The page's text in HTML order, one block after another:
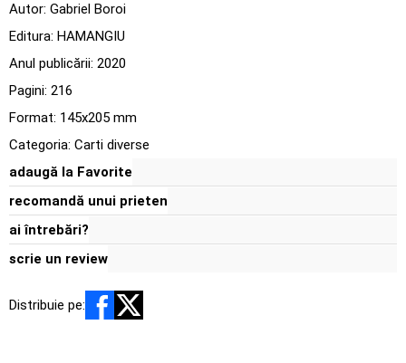
Autor: Gabriel Boroi
Editura: HAMANGIU
Anul publicării: 2020
Pagini: 216
Format: 145x205 mm
Categoria: Carti diverse
adaugă la Favorite
recomandă unui prieten
ai întrebări?
scrie un review
Distribuie pe: